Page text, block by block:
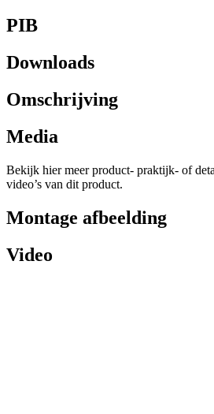
PIB
Downloads
Omschrijving
Media
Bekijk hier meer product- praktijk- of
video’s van dit product.
Montage afbeelding
Video